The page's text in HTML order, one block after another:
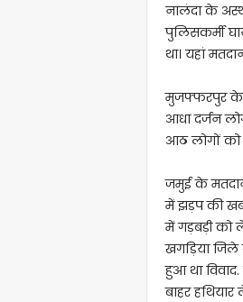
नालंदा के
पुलिसकर्मी
था। यहां
मुजफ्फरपुर के
आधा दर्जन
आठ लोगों को
जमुई के
में झड़प की
में गड़बड़ी को
खगड़िया
हुआ था
बाहर